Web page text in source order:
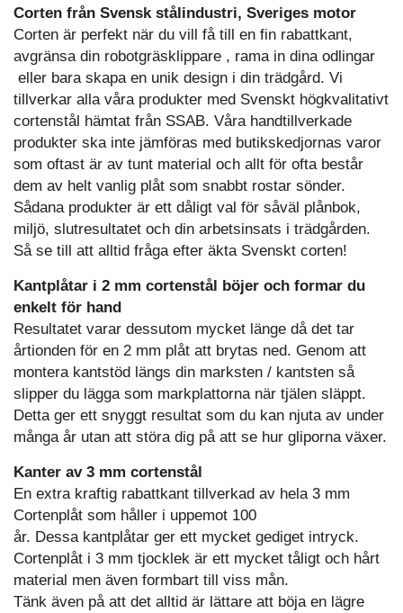
Corten från Svensk stålindustri, Sveriges motor
Corten är perfekt när du vill få till en fin rabattkant,
avgränsa din robotgräsklippare , rama in dina odlingar
eller bara skapa en unik design i din trädgård. Vi
tillverkar alla våra produkter med Svenskt högkvalitativt
cortenstål hämtat från SSAB. Våra handtillverkade
produkter ska inte jämföras med butikskedjornas varor
som oftast är av tunt material och allt för ofta består
dem av helt vanlig plåt som snabbt rostar sönder.
Sådana produkter är ett dåligt val för såväl plånbok,
miljö, slutresultatet och din arbetsinsats i trädgården.
Så se till att alltid fråga efter äkta Svenskt corten!
Kantplåtar i 2 mm cortenstål böjer och formar du
enkelt för hand
Resultatet varar dessutom mycket länge då det tar
årtionden för en 2 mm plåt att brytas ned. Genom att
montera kantstöd längs din marksten / kantsten så
slipper du lägga som markplattorna när tjälen släppt.
Detta ger ett snyggt resultat som du kan njuta av under
många år utan att störa dig på att se hur gliporna växer.
Kanter av 3 mm cortenstål
En extra kraftig rabattkant tillverkad av hela 3 mm
Cortenplåt som håller i uppemot 100
år. Dessa kantplåtar ger ett mycket gediget intryck.
Cortenplåt i 3 mm tjocklek är ett mycket tåligt och hårt
material men även formbart till viss mån.
Tänk även på att det alltid är lättare att böja en lägre